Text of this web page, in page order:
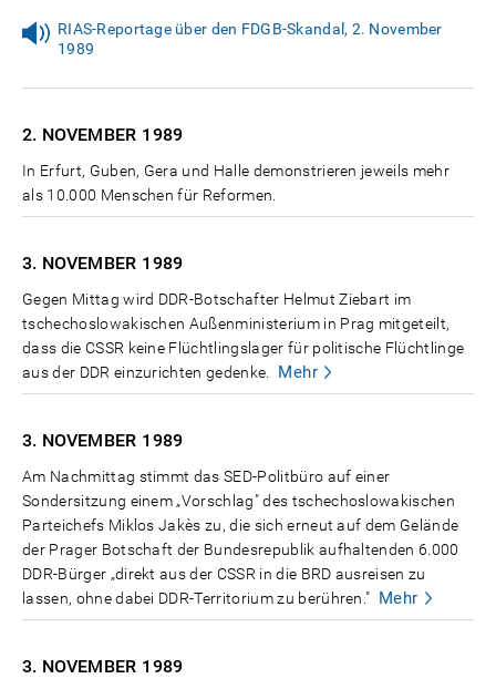
RIAS-Reportage über den FDGB-Skandal, 2. November
1989
2. NOVEMBER 1989
In Erfurt, Guben, Gera und Halle demonstrieren jeweils mehr
als 10.000 Menschen für Reformen.
3. NOVEMBER 1989
Gegen Mittag wird DDR-Botschafter Helmut Ziebart im
tschechoslowakischen Außenministerium in Prag mitgeteilt,
dass die CSSR keine Flüchtlingslager für politische Flüchtlinge
aus der DDR einzurichten gedenke.
Mehr
3. NOVEMBER 1989
Am Nachmittag stimmt das SED-Politbüro auf einer
Sondersitzung einem „Vorschlag" des tschechoslowakischen
Parteichefs Miklos Jakès zu, die sich erneut auf dem Gelände
der Prager Botschaft der Bundesrepublik aufhaltenden 6.000
DDR-Bürger „direkt aus der CSSR in die BRD ausreisen zu
lassen, ohne dabei DDR-Territorium zu berühren." Mehr
3. NOVEMBER 1989